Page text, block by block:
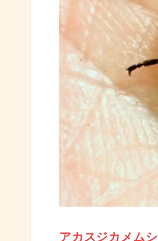
アカスジカメムシ